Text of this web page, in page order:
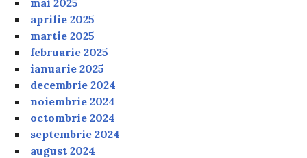
aprilie 2025
martie 2025
februarie 2025
ianuarie 2025
decembrie 2024
noiembrie 2024
octombrie 2024
septembrie 2024
august 2024